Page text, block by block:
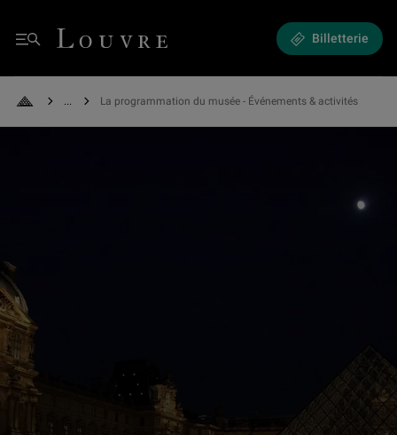
Menu
Louvre - Retour à l'accueil Billetterie
Retour à l'accueil
See all breadcrumbs
La programmation du musée - Événements & activités